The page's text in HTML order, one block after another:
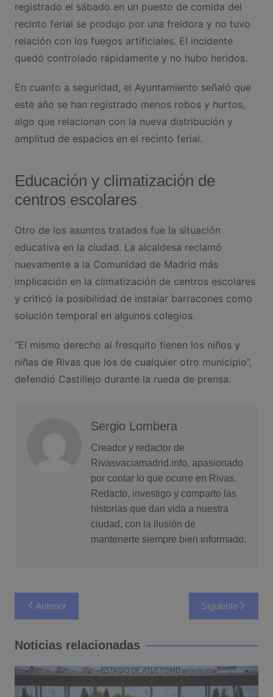
registrado el sábado en un puesto de comida del
recinto ferial se produjo por una freidora y no tuvo
relación con los fuegos artificiales. El incidente
quedó controlado rápidamente y no hubo heridos.
En cuanto a seguridad, el Ayuntamiento señaló que
este año se han registrado menos robos y hurtos,
algo que relacionan con la nueva distribución y
amplitud de espacios en el recinto ferial.
Educación y climatización de
centros escolares
Otro de los asuntos tratados fue la situación
educativa en la ciudad. La alcaldesa reclamó
nuevamente a la Comunidad de Madrid más
implicación en la climatización de centros escolares
y criticó la posibilidad de instalar barracones como
solución temporal en algunos colegios.
“El mismo derecho al fresquito tienen los niños y
niñas de Rivas que los de cualquier otro municipio”,
defendió Castillejo durante la rueda de prensa.
Sergio Lombera
Creador y redactor de
Rivasvaciamadrid.info, apasionado
por contar lo que ocurre en Rivas.
Redacto, investigo y comparto las
historias que dan vida a nuestra
ciudad, con la ilusión de
mantenerte siempre bien informado.
Navegación
de
entradas
Anterior Siguiente
Noticias relacionadas